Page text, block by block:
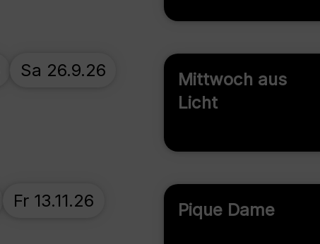
Mittwoch aus
Licht
Sa 26.9.26
Pique Dame
Fr 13.11.26